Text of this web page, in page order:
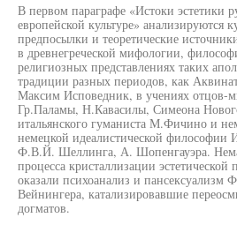
В первом параграфе «Истоки эстетики
европейской культуре» анализируются
предпосылки и теоретические
в древнегреческой мифологии,
религиозных представлениях таких
традиции разных периодов, как
Максим Исповедник, в учениях отцов-
Гр.Паламы, Н.Кавасилы, Симеона
итальянского гуманиста М.Фичино и
немецкой идеалистической
Ф.В.Й. Шеллинга, А. Шопенгауэра.
процесса кристаллизации
оказали психоанализ и пансексуализм
Вейнингера, катализировавшие
догматов.